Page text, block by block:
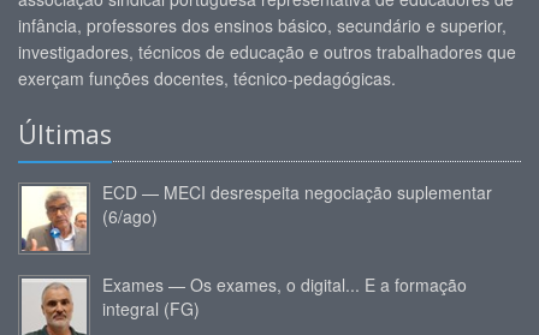
infância, professores dos ensinos básico, secundário e superior,
investigadores, técnicos de educação e outros trabalhadores que
exerçam funções docentes, técnico-pedagógicas.
Últimas
ECD — MECI desrespeita negociação suplementar
(6/ago)
Exames — Os exames, o digital... E a formação
integral (FG)